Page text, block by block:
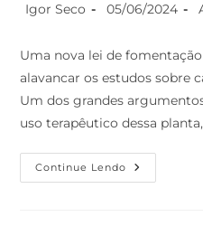
Igor Seco 05/06/2024
Uma nova lei de
alavancar os estudos sobre
Um dos grandes
uso terapêutico dessa
Continue Lendo